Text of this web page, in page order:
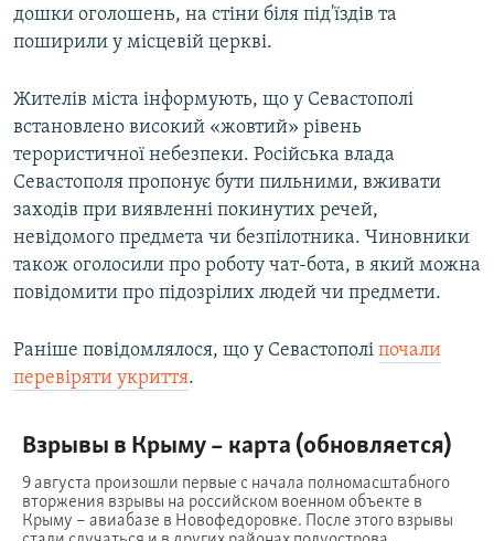
дошки оголошень, на стіни біля під'їздів та
поширили у місцевій церкві.
Жителів міста інформують, що у Севастополі
встановлено високий «жовтий» рівень
терористичної небезпеки. Російська влада
Севастополя пропонує бути пильними, вживати
заходів при виявленні покинутих речей,
невідомого предмета чи безпілотника. Чиновники
також оголосили про роботу чат-бота, в який можна
повідомити про підозрілих людей чи предмети.
Раніше повідомлялося, що у Севастополі почали
перевіряти укриття.